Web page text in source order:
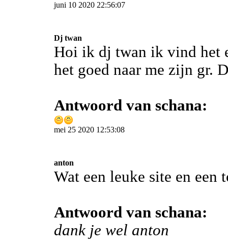
juni 10 2020 22:56:07
Dj twan
Hoi ik dj twan ik vind het
het goed naar me zijn gr.
Antwoord van schana:
mei 25 2020 12:53:08
anton
Wat een leuke site en een
Antwoord van schana:
dank je wel anton